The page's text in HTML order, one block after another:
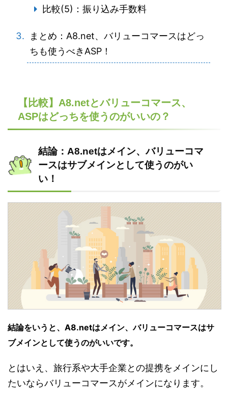
比較(5)：振り込み手数料
まとめ：A8.net、バリューコマースはどっ
ちも使うべきASP！
【比較】A8.netとバリューコマース、
ASPはどっちを使うのがいいの？
結論：A8.netはメイン、バリューコマ
ースはサブメインとして使うのがい
い！
結論をいうと、A8.netはメイン、バリューコマースはサ
ブメインとして使うのがいいです。
とはいえ、旅行系や大手企業との提携をメインにし
たいならバリューコマースがメインになります。